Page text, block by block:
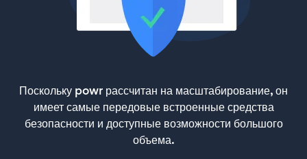
Поскольку powr рассчитан на масштабирование, он
имеет самые передовые встроенные средства
безопасности и доступные возможности большого
объема.